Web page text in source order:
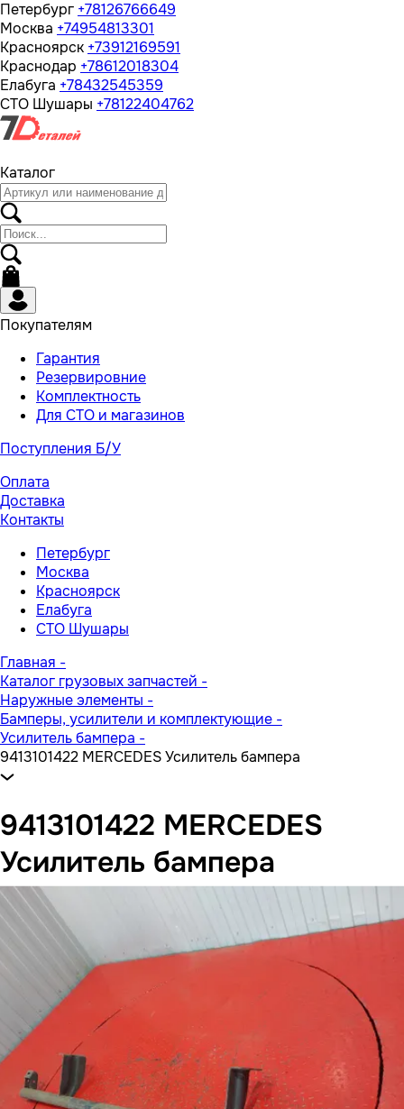
Петербург +78126766649
Москва +74954813301
Красноярск +73912169591
Краснодар +78612018304
Елабуга +78432545359
СТО Шушары +78122404762
Каталог
Покупателям
Гарантия
Резервировние
Комплектность
Для СТО и магазинов
Поступления Б/У
Оплата
Доставка
Контакты
Петербург
Москва
Красноярск
Елабуга
СТО Шушары
Главная -
Каталог грузовых запчастей -
Наружные элементы -
Бамперы, усилители и комплектующие -
Усилитель бампера -
9413101422 MERCEDES Усилитель бампера
9413101422 MERCEDES
Усилитель бампера